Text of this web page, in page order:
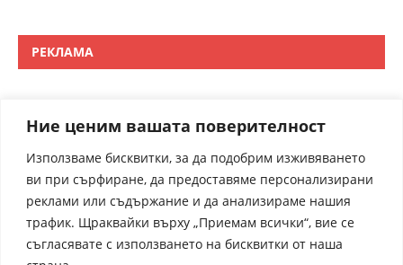
Ние ценим вашата поверителност
Използваме бисквитки, за да подобрим изживяването
ви при сърфиране, да предоставяме персонализирани
реклами или съдържание и да анализираме нашия
трафик. Щраквайки върху „Приемам всички“, вие се
съгласявате с използването на бисквитки от наша
РЕКЛАМА